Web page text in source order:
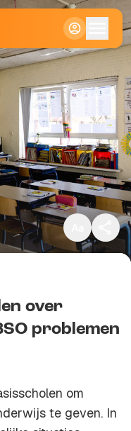
Klein
Standaard
Groot
over
problemen
om
te geven. In